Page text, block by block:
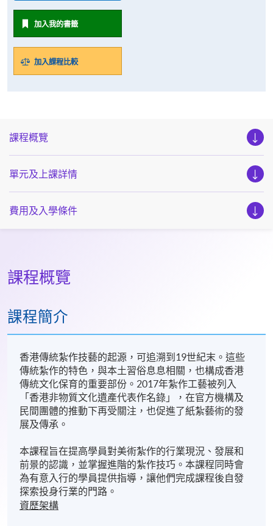
加入我的書籤
加入課程比較
課程概覽
單元及上課詳情
費用及入學條件
課程概覽
課程簡介
香港傳統紮作技藝的起源，可追溯到19世紀末。這些
傳統紮作的特色，與本土習俗息息相關，也構成香港
傳統文化保育的重要部份。2017年紮作工藝被列入
「香港非物質文化遺產代表作名錄」，在官方機構及
民間團體的推動下再受關注，也促進了紙紮藝術的發
展及傳承。
本課程旨在提高學員對美術紮作的行業現況、發展和
前景的認識，並掌握進階的紮作技巧。本課程同時會
為有意入行的學員提供指導，讓他們完成課程後自發
探索投身行業的門路。
資歷架構